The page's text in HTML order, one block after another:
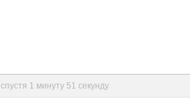
, спустя 1 минуту 51 секунду